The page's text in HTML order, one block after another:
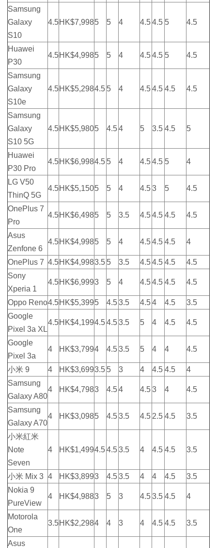
Samsung
Galaxy
S10
4.5HK$7,9985 5 4 4.54.5 5 4.5
Huawei
P30
4.5HK$4,9985 5 4 4.54.5 5 4.5
Samsung
Galaxy
S10e
4.5HK$5,2984.5 5 4 4.54.5 4.5 4.5
Samsung
Galaxy
S10 5G
4.5HK$5,9805 4.54 5 3.5 4.5 5
Huawei
P30 Pro
4.5HK$6,9984.5 5 4 4.54.5 5 4
LG V50
ThinQ 5G
4.5HK$5,1505 5 4 4.53 5 4.5
OnePlus 7
Pro
4.5HK$6,4985 5 3.5 4.54.5 4.5 4.5
Asus
Zenfone 6
4.5HK$4,9985 5 4 4.54.5 4.5 4
OnePlus 7 4.5HK$4,9983.5 5 3.5 4.54.5 4.5
4.5
Sony
Xperia 1
4.5HK$6,9993 5 4 4.54.5 4.5 4.5
Oppo Reno4.5HK$5,3995 4.53.5 4.54 4.5
3.5
Google
Pixel 3a XL
4.5HK$4,1994.54.53.5 5 4 4.5 4.5
Google
Pixel 3a
4 HK$3,7994 4.53.5 5 4 4 4.5
小米 9 4 HK$3,6993.5 5 3 4 4.5 4.5
4
Samsung
Galaxy A80
4 HK$4,7983 4.54 4.53 4 4.5
Samsung
Galaxy A70
4 HK$3,0985 4.53.5 4.5 2.5 4.5 3.5
小米紅米
Note
Seven
4 HK$1,4994.54.53.5 4 4.5 4.5 3.5
小米 Mix 3 4 HK$3,8993 4.53.5 4 4 4.5
3.5
Nokia 9
PureView
4 HK$4,9883 5 3 4.53.5 4.5 4
Motorola
One
3.5HK$2,2984 4 3 4 4.5 4.5 3.5
Asus